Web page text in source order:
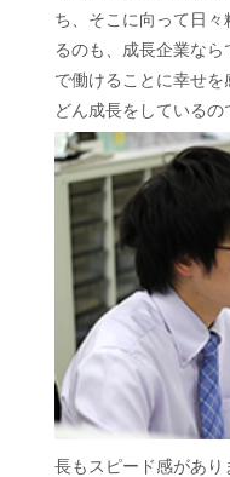
ち、そこに向って日
るのも、成長企業な
で働けることに幸せ
どん成長をしている
長もスピード感があり